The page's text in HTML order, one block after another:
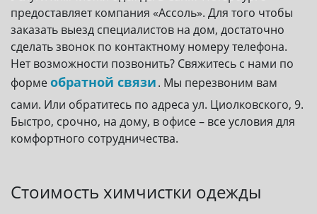
предоставляет компания «Ассоль». Для того чтобы
заказать выезд специалистов на дом, достаточно
сделать звонок по контактному номеру телефона.
Нет возможности позвонить? Свяжитесь с нами по
форме
. Мы перезвоним вам
сами. Или обратитесь по адреса ул. Циолковского, 9.
Быстро, срочно, на дому, в офисе – все условия для
комфортного сотрудничества.
Стоимость химчистки одежды